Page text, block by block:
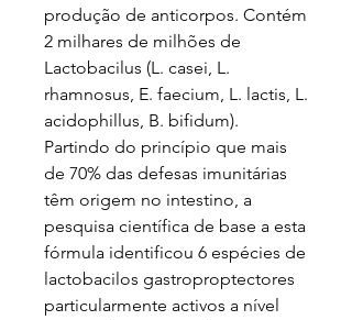
produção de anticorpos. Contém
2 milhares de milhões de
Lactobacilus (L. casei, L.
rhamnosus, E. faecium, L. lactis, L.
acidophillus, B. bifidum).
Partindo do princípio que mais
de 70% das defesas imunitárias
têm origem no intestino, a
pesquisa científica de base a esta
fórmula identificou 6 espécies de
lactobacilos gastroproptectores
particularmente activos a nível